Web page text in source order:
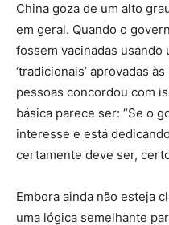
China goza de um alto
em geral. Quando o
fossem vacinadas usando
‘tradicionais’ aprovadas
pessoas concordou com
básica parece ser: “Se o
interesse e está
certamente deve ser,
Embora ainda não esteja
uma lógica semelhante